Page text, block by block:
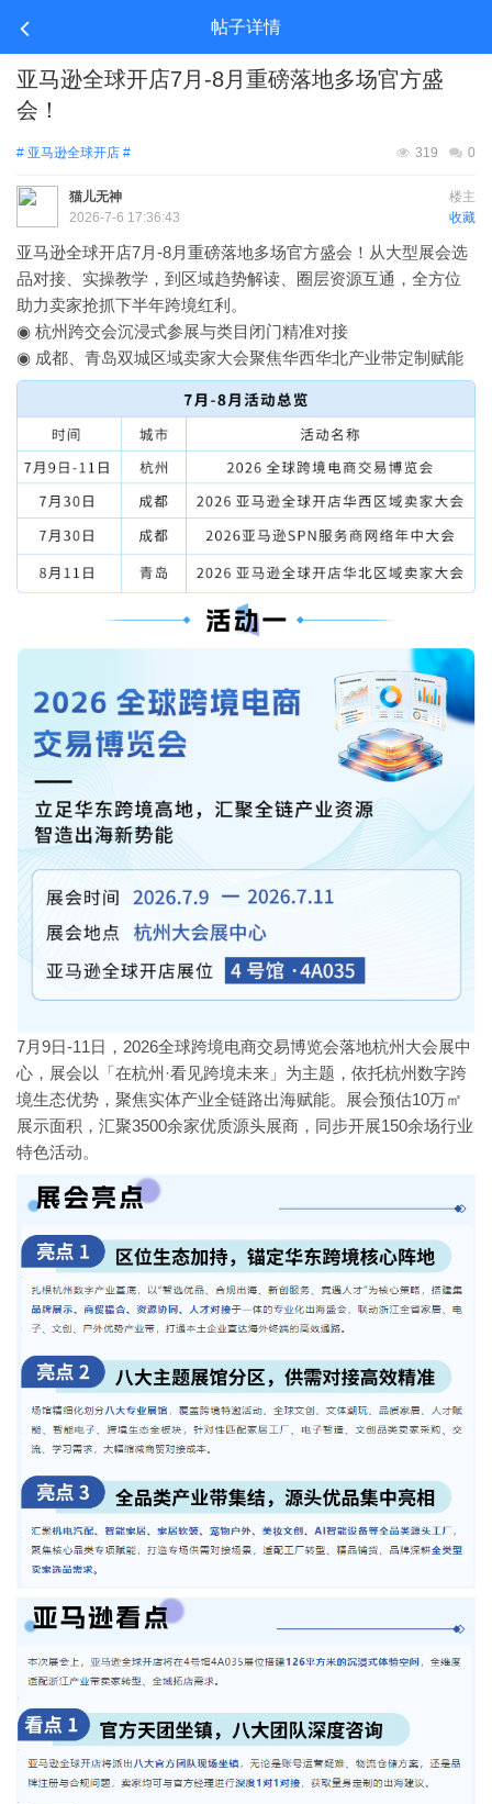
帖子详情
亚马逊全球开店7月-8月重磅落地多场官方盛
会！
# 亚马逊全球开店 # 0
319
楼主
猫儿无神
收藏
2026-7-6 17:36:43
亚马逊全球开店7月-8月重磅落地多场官方盛会！从大型展会选
品对接、实操教学，到区域趋势解读、圈层资源互通，全方位
助力卖家抢抓下半年跨境红利。
◉ 杭州跨交会沉浸式参展与类目闭门精准对接
◉ 成都、青岛双城区域卖家大会聚焦华西华北产业带定制赋能
7月9日-11日，2026全球跨境电商交易博览会落地杭州大会展中
心，展会以「在杭州·看见跨境未来」为主题，依托杭州数字跨
境生态优势，聚焦实体产业全链路出海赋能。展会预估10万㎡
展示面积，汇聚3500余家优质源头展商，同步开展150余场行业
特色活动。